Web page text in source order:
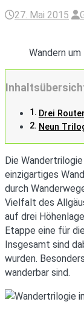
27. Mai 2015
Wandern
Drei
Neun
Die
einzigartiges
durch
Vielfalt des
auf drei
Etappe eine für
Insgesamt sind
wurden.
wanderbar sind.